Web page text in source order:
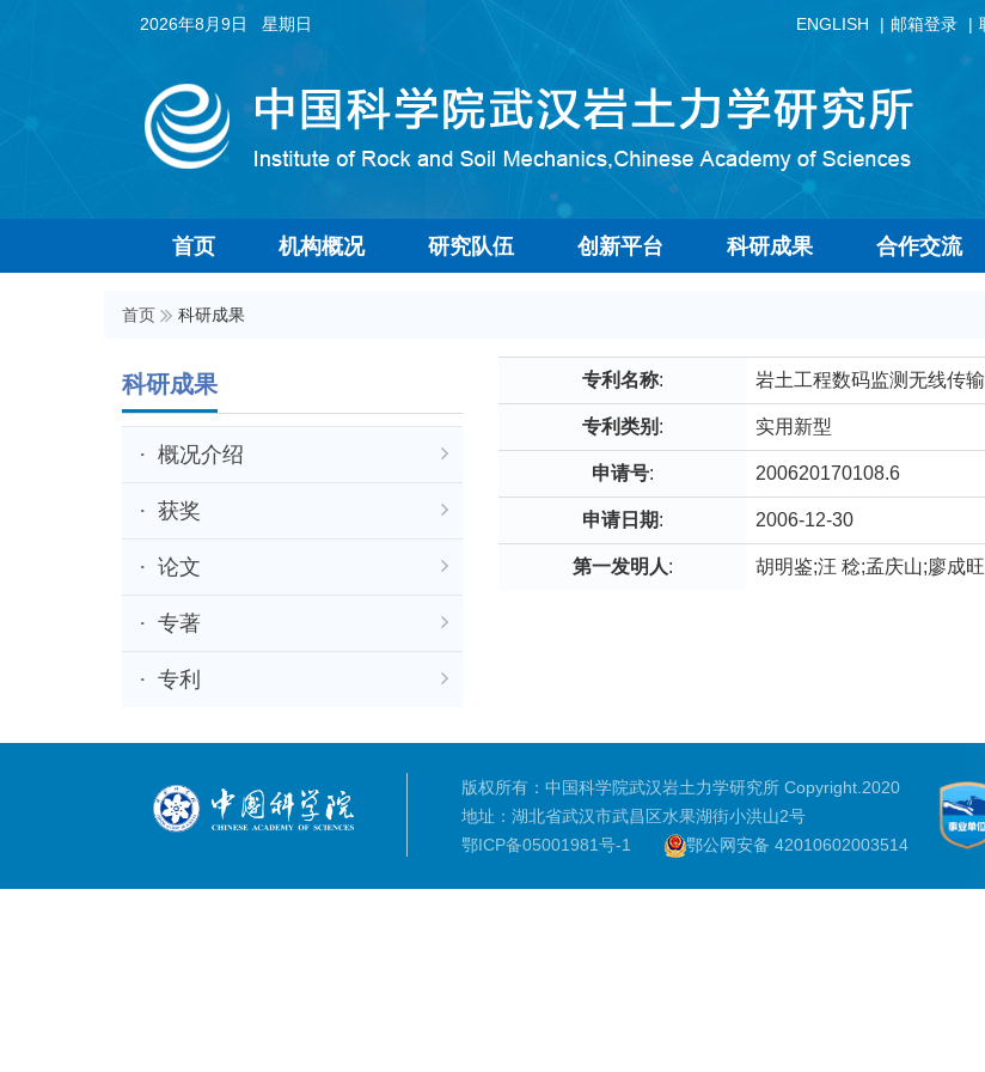
2026年8月9日 星期日 ENGLISH 邮箱登录
首页 机构概况 研究队伍 创新平台 科研成果 合作交流
首页 科研成果
科研成果
概况介绍
获奖
论文
专著
专利
专利名称: 岩土工程数码监测无线传
专利类别 : 实用新型
申请号: 200620170108.6
申请日期: 2006-12-30
第一发明人: 胡明鉴;汪 稔;孟庆山;廖成旺
版权所有：中国科学院武汉岩土力学研究所 Copyright.2020
地址：湖北省武汉市武昌区水果湖街小洪山2号
鄂ICP备05001981号-1
鄂公网安备 42010602003514